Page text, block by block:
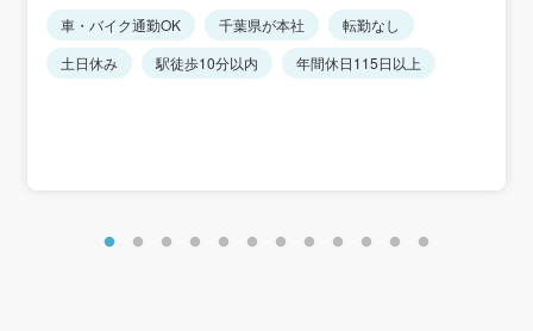
★転勤なし
★車通勤可（駐車場完備／費用負担なし）
※条件により資格手当、住宅手当支給あり
※経験・能力を考慮します。
車・バイク通勤OK 千葉県が本社
転勤なし
土日休み
駅徒歩10分以内 年間休日115日以上